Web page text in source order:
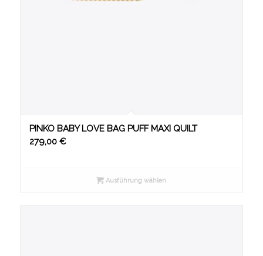
PINKO BABY LOVE BAG PUFF MAXI QUILT
279,00 €
Ausführung wählen